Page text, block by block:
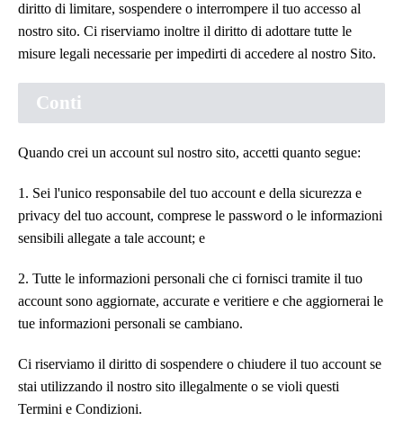
diritto di limitare, sospendere o interrompere il tuo accesso al
nostro sito. Ci riserviamo inoltre il diritto di adottare tutte le
misure legali necessarie per impedirti di accedere al nostro Sito.
Conti
Quando crei un account sul nostro sito, accetti quanto segue:
1. Sei l'unico responsabile del tuo account e della sicurezza e
privacy del tuo account, comprese le password o le informazioni
sensibili allegate a tale account; e
2. Tutte le informazioni personali che ci fornisci tramite il tuo
account sono aggiornate, accurate e veritiere e che aggiornerai le
tue informazioni personali se cambiano.
Ci riserviamo il diritto di sospendere o chiudere il tuo account se
stai utilizzando il nostro sito illegalmente o se violi questi
Termini e Condizioni.